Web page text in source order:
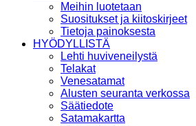
Meihin luotetaan
Suositukset ja kiitoskirjeet
Tietoja painoksesta
HYÖDYLLISTÄ
Lehti huviveneilystä
Telakat
Venesatamat
Alusten seuranta verkossa
Säätiedote
Satamakartta